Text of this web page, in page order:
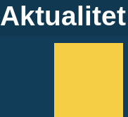
Aktualitet